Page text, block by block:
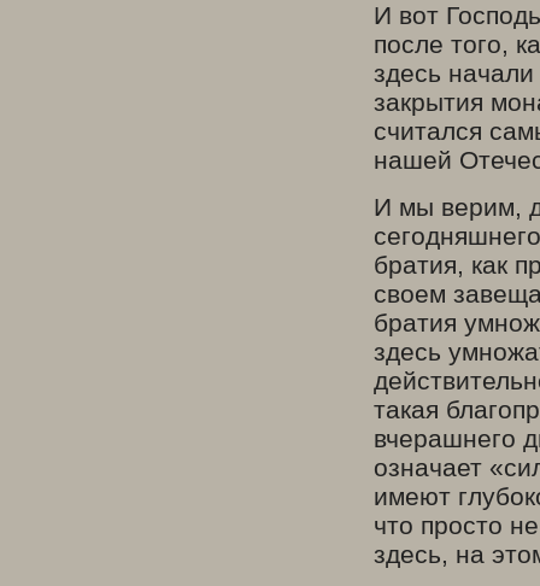
И вот
после того,
здесь
закрытия
считался
нашей
И мы верим,
братия, как
своем
братия
здесь
такая
вчерашнего
означает
имеют
что просто
здесь, на